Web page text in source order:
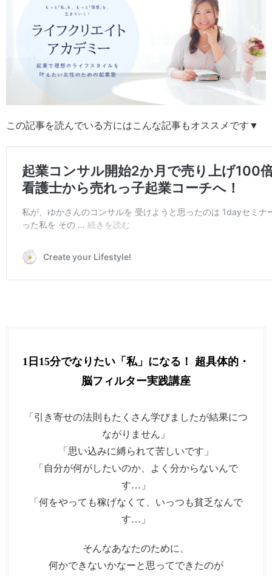
この記事を読んでいる方にはこんな記事もオススメです▼
1日15分でなりたい「私」になる！ 超具体的・
脳フィルター実践講座
「引き寄せの法則もたくさん学びましたが結果につ
ながりません」
「思い込みに縛られて苦しいです」
「自分が何がしたいのか、よく分からないんで
す…」
「何をやっても稼げなくて、いっつも貧乏なんで
す…」
そんなあなたのために、
何かできないかなーと思ってできたのが